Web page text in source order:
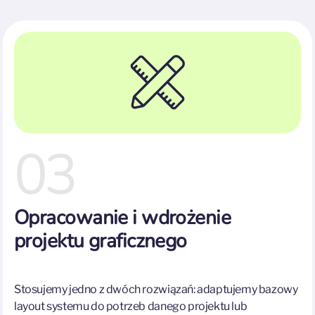
03
Opracowanie i wdrożenie
projektu graficznego
Stosujemy jedno z dwóch rozwiązań: adaptujemy bazowy
layout systemu do potrzeb danego projektu lub